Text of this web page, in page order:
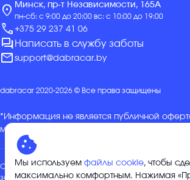
Мы используем файлы cookie, чтобы
максимально комфортным. Нажимая
location_on Минск, пр-т Независимости, 165А
пн-сб: с 9:00 до 20:00 вс: с 10:00 до 19:00
call +375 29 237 41 06
forum Написать в службу заботы
mail support@dabracar.by
dabracar 2020-2026 © Все права защищены
*Информация не является публичной
можно уточнить в отделе продаж.
Общество с ограниченной ответственностью
зарегистрировано 04.01.2024 Минским